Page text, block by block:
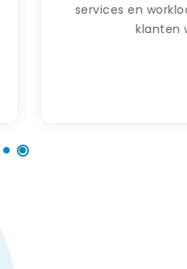
van Microsoft die door